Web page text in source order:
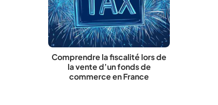
Comprendre la fiscalité lors de
la vente d’un fonds de
commerce en France